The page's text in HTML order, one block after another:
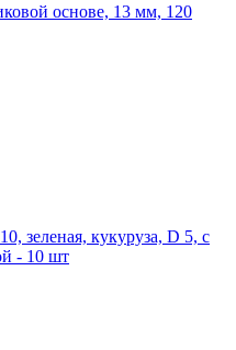
основе, 13 мм, 120
зеленая, кукуруза, D 5, с
- 10 шт